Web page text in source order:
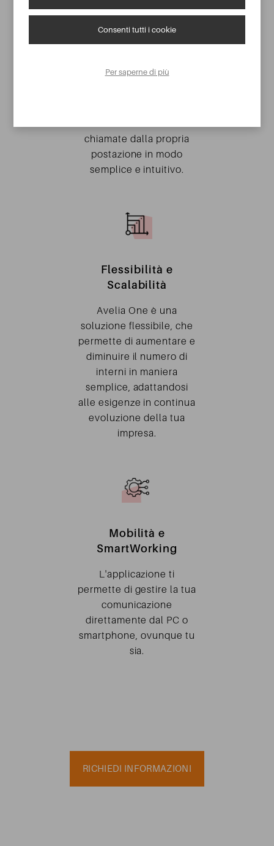
CONSULENZA GRATUITA
di ultima
chiamate dalla propria
postazione in modo
semplice e intuitivo.
Flessibilità e
Scalabilità
Avelia One è una
soluzione flessibile, che
permette di aumentare e
diminuire il numero di
interni in maniera
semplice, adattandosi
alle esigenze in continua
evoluzione della tua
impresa.
Mobilità e
SmartWorking
L'applicazione ti
permette di gestire la tua
comunicazione
direttamente dal PC o
smartphone, ovunque tu
sia.
RICHIEDI INFORMAZIONI
Consenti tutti i cookie
Per saperne di più